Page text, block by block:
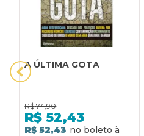
A ÚLTIMA GOTA
R$ 74,90
R$ 52,43
R$ 52,43